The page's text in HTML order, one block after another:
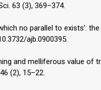
63 (3), 369–374.
no parallel to exists’:
ajb.0900395.
and melliferous value
(2), 15–22.